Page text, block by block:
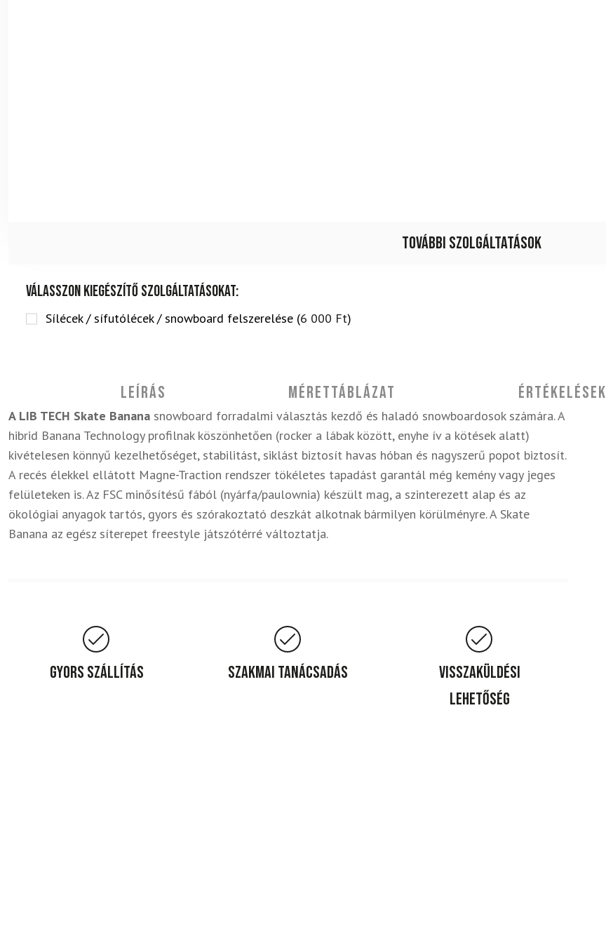
További szolgáltatások
Válasszon kiegészítő szolgáltatásokat:
Sílécek / sífutólécek / snowboard felszerelése (6 000 Ft)
Leírás Mérettáblázat Értékelések
A LIB TECH Skate Banana snowboard forradalmi választás kezdő és haladó snowboardosok számára. A
hibrid Banana Technology profilnak köszönhetően (rocker a lábak között, enyhe ív a kötések alatt)
kivételesen könnyű kezelhetőséget, stabilitást, siklást biztosít havas hóban és nagyszerű popot biztosít.
A recés élekkel ellátott Magne-Traction rendszer tökéletes tapadást garantál még kemény vagy jeges
felületeken is. Az FSC minősítésű fából (nyárfa/paulownia) készült mag, a szinterezett alap és az
ökológiai anyagok tartós, gyors és szórakoztató deszkát alkotnak bármilyen körülményre. A Skate
Banana az egész síterepet freestyle játszótérré változtatja.
Gyors szállítás Szakmai tanácsadás
Visszaküldési
lehetőség